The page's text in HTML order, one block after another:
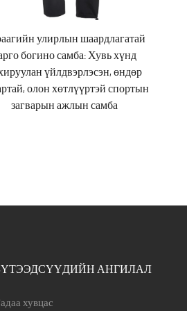
улирлын шаардлагатай
богино самба: Хувь хүнд
үйлдвэрлэсэн, өндөр
олон хөтлүүртэй спортын
загварын ажлын самба
АНГИЛАЛ
хувцас